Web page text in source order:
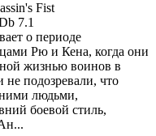
Fist
7.1
о периоде
Рю и Кена, когда они
жизнью воинов в
подозревали, что
людьми,
боевой стиль,